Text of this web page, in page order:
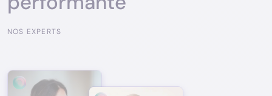
NOS EXPERTS